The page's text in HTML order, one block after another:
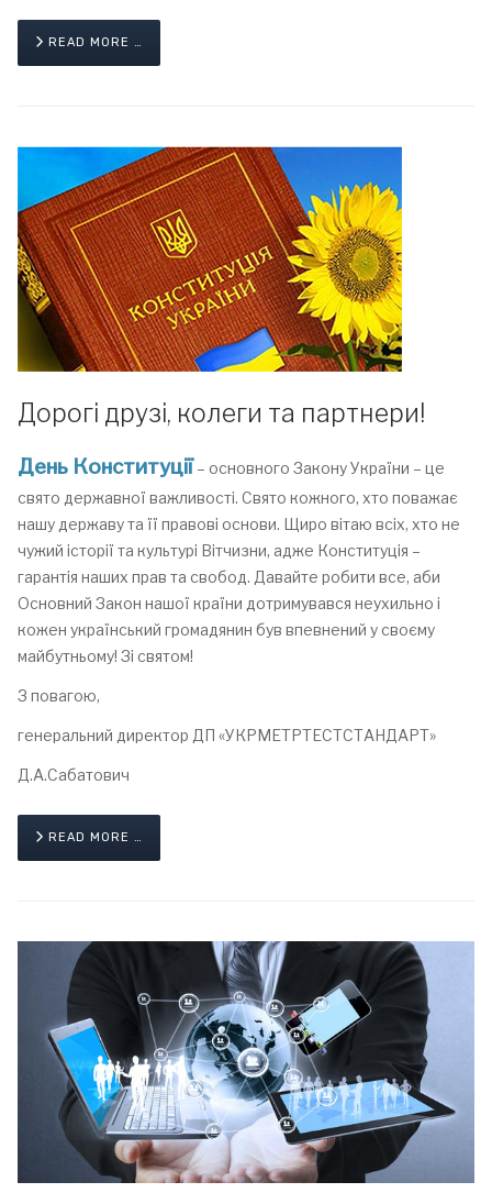
READ MORE …
Дорогі друзі, колеги та партнери!
День Конституції – основного Закону України – це
свято державної важливості. Свято кожного, хто поважає
нашу державу та її правові основи. Щиро вітаю всіх, хто не
чужий історії та культурі Вітчизни, адже Конституція –
гарантія наших прав та свобод. Давайте робити все, аби
Основний Закон нашої країни дотримувався неухильно і
кожен український громадянин був впевнений у своєму
майбутньому! Зі святом!
З повагою,
генеральний директор ДП «УКРМЕТРТЕСТСТАНДАРТ»
Д.А.Сабатович
READ MORE …